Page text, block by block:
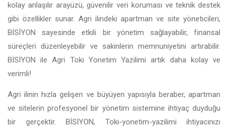
kolay anlaşılır arayüzü, güvenilir veri koruması ve teknik destek
gibi özellikler sunar. Agri ilindeki apartman ve site yöneticileri,
BİSİYON sayesinde etkili bir yönetim sağlayabilir, finansal
süreçleri düzenleyebilir ve sakinlerin memnuniyetini artırabilir.
BİSİYON ile Agri Toki Yonetim Yazilimi artık daha kolay ve
verimli!
Agri ilinin hızla gelişen ve büyüyen yapısıyla beraber, apartman
ve sitelerin profesyonel bir yönetim sistemine ihtiyaç duyduğu
bir gerçektir. BİSİYON, Toki-yonetim-yazilimi ihtiyacınızı